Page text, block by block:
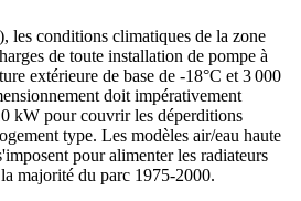
les conditions climatiques de la zone
de toute installation de pompe à
extérieure de base de -18°C et 3 000
doit impérativement
kW pour couvrir les déperditions
type. Les modèles air/eau haute
pour alimenter les radiateurs
majorité du parc 1975-2000.